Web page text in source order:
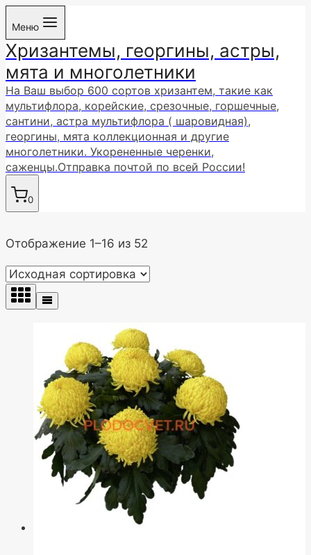
Перейти
содержимому
Меню
Хризантемы, георгины, астры,
мята и многолетники
На Ваш выбор 600 сортов хризантем, такие как
мультифлора, корейские, срезочные, горшечные,
сантини, астра мультифлора ( шаровидная),
георгины, мята коллекционная и другие
многолетники. Укорененные черенки,
саженцы.Отправка почтой по всей России!
0
Отображение 1–16 из 52